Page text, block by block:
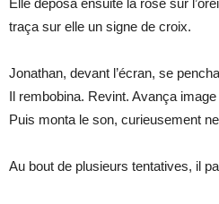
Elle déposa ensuite la rose sur
traça sur elle un signe de croix.
Jonathan, devant l’écran, se
Il rembobina. Revint. Avança
Puis monta le son, curieusement
Au bout de plusieurs tentatives, il